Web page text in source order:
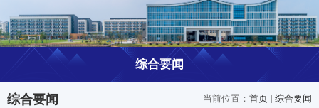
综合要闻
当前位置： 首页 综合要闻
综合要闻